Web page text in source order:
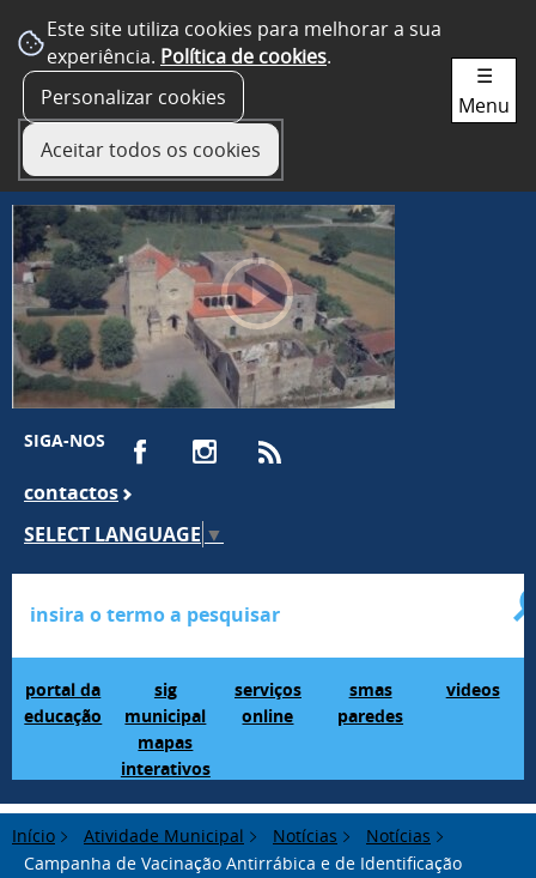
Este site utiliza cookies para melhorar a sua
experiência. Política de cookies.
Personalizar cookies
Aceitar todos os cookies
SIGA-NOS
contactos
SELECT LANGUAGE ▼
portal da
educação
sig
municipal
mapas
interativos
serviços
online
smas
paredes
videos
☰
Menu
Início Atividade Municipal Notícias
Notícias
Campanha de Vacinação Antirrábica e de Identificação